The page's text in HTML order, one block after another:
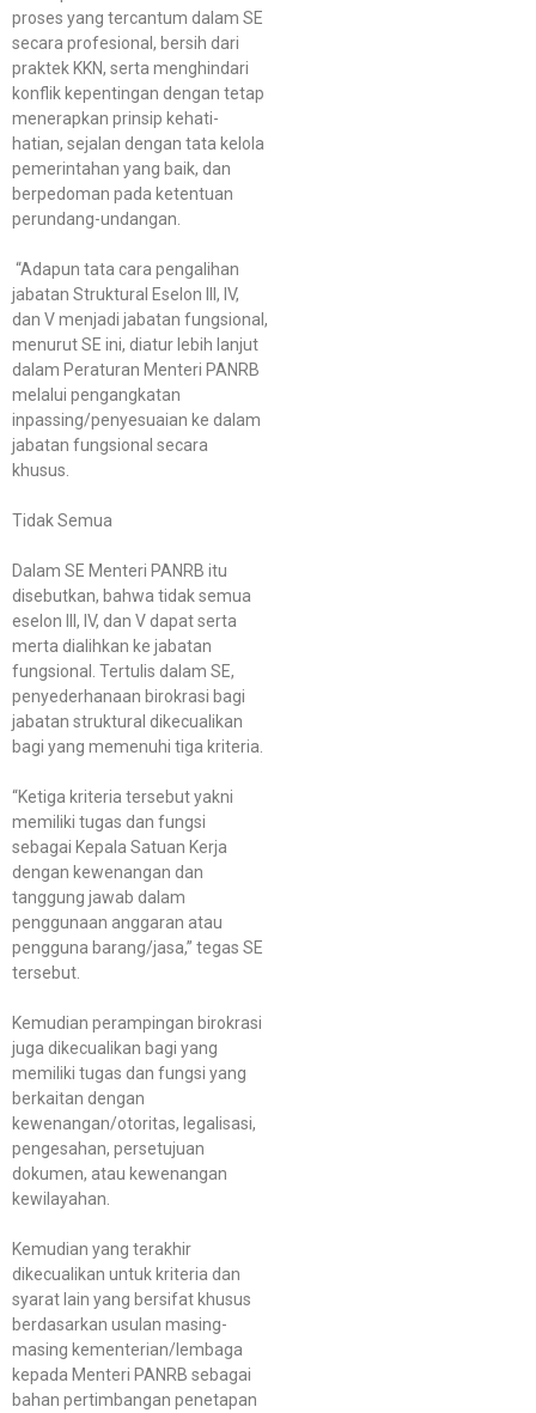
proses yang tercantum dalam SE
secara profesional, bersih dari
praktek KKN, serta menghindari
konflik kepentingan dengan tetap
menerapkan prinsip kehati-
hatian, sejalan dengan tata kelola
pemerintahan yang baik, dan
berpedoman pada ketentuan
perundang-undangan.
“Adapun tata cara pengalihan
jabatan Struktural Eselon III, IV,
dan V menjadi jabatan fungsional,
menurut SE ini, diatur lebih lanjut
dalam Peraturan Menteri PANRB
melalui pengangkatan
inpassing/penyesuaian ke dalam
jabatan fungsional secara
khusus.
Tidak Semua
Dalam SE Menteri PANRB itu
disebutkan, bahwa tidak semua
eselon III, IV, dan V dapat serta
merta dialihkan ke jabatan
fungsional. Tertulis dalam SE,
penyederhanaan birokrasi bagi
jabatan struktural dikecualikan
bagi yang memenuhi tiga kriteria.
“Ketiga kriteria tersebut yakni
memiliki tugas dan fungsi
sebagai Kepala Satuan Kerja
dengan kewenangan dan
tanggung jawab dalam
penggunaan anggaran atau
pengguna barang/jasa,” tegas SE
tersebut.
Kemudian perampingan birokrasi
juga dikecualikan bagi yang
memiliki tugas dan fungsi yang
berkaitan dengan
kewenangan/otoritas, legalisasi,
pengesahan, persetujuan
dokumen, atau kewenangan
kewilayahan.
Kemudian yang terakhir
dikecualikan untuk kriteria dan
syarat lain yang bersifat khusus
berdasarkan usulan masing-
masing kementerian/lembaga
kepada Menteri PANRB sebagai
bahan pertimbangan penetapan